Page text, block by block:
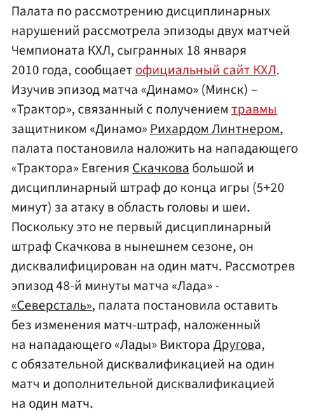
Палата по рассмотрению дисциплинарных
нарушений рассмотрела эпизоды двух матчей
Чемпионата КХЛ, сыгранных 18 января
2010 года, сообщаетофициальный сайт КХЛ.
Изучив эпизод матча «Динамо» (Минск) –
«Трактор», связанный с получениемтравмы
защитником «Динамо»Рихардом Линтнером,
палата постановила наложить на нападающего
«Трактора» ЕвгенияСкачковабольшой и
дисциплинарный штраф до конца игры (5+20
минут) за атаку в область головы и шеи.
Поскольку это не первый дисциплинарный
штраф Скачкова в нынешнем сезоне, он
дисквалифицирован на один матч. Рассмотрев
эпизод 48-й минуты матча «Лада» -
«Северсталь», палата постановила оставить
без изменения матч-штраф, наложенный
на нападающего «Лады» ВиктораДругова,
с обязательной дисквалификацией на один
матч и дополнительной дисквалификацией
на один матч.